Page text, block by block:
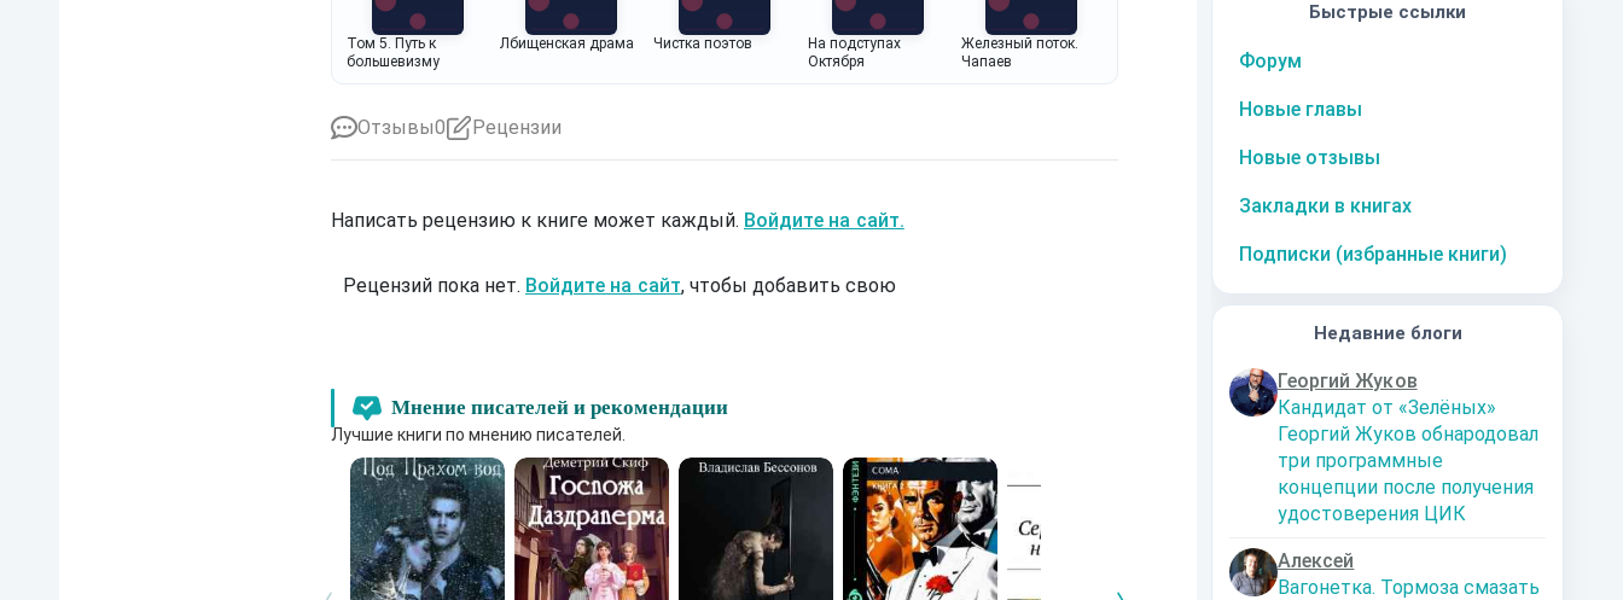
Быстрые ссылки
Форум
Новые главы
Новые отзывы
Закладки в книгах
Подписки (избранные книги)
Недавние блоги
Георгий Жуков
Кандидат от «Зелёных»
Георгий Жуков обнародовал
три программные
концепции после получения
удостоверения ЦИК
Алексей
Вагонетка. Тормоза смазать
Том 5. Путь к
большевизму
Лбищенская драма Чистка поэтов
На подступах
Октября
Железный поток.
Чапаев
Отзывы0 Рецензии
Написать рецензию к книге может каждый. Войдите на сайт.
Рецензий пока нет. Войдите на сайт, чтобы добавить свою
Мнение писателей и рекомендации
Лучшие книги по мнению писателей.